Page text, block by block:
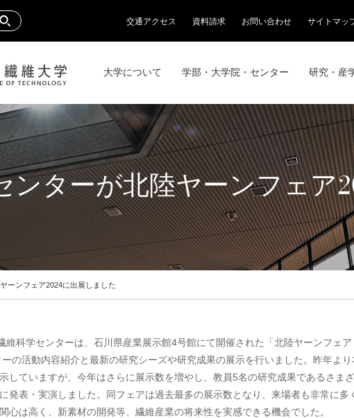
交通アクセス 資料請求 お問い合わせ サイトマッ
大学について 学部・大学院・センター 研究・産
ンターが北陸ヤーンフェア
ーンフェア2024に出展しました
科学センターは、石川県産業展示館4号館にて開催された「北陸ヤーンフェア
の活動内容紹介と最新の研究シーズや研究成果の展示を行いました。昨年より
していますが、今年はさらに展示数を増やし、教員5名の研究成果であるさま
発表・実演しました。同フェアは過去最多の展示数となり、来場者も非常に多
心は高く、新素材の開発等、繊維産業の将来性を実感できる機会でした。